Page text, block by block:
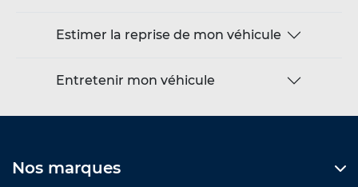
Estimer la reprise de mon véhicule
Entretenir mon véhicule
Nos marques